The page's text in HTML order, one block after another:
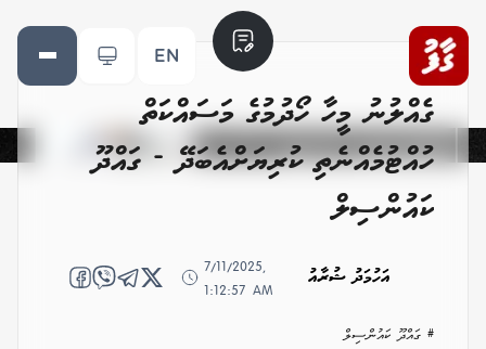
EN
ގެއްލުނު މީހާ ހޯދުމުގެ މަސައްކަތް
ހުއްޓުމެއްނެތި ކުރިޔަށްއެބަދޭ - ގައްދޫ
ކައުންސިލް
އަހުމަދު ޝުރާއު
7/11/2025,
1:12:57 AM
# ގައްދޫ ކައުންސިލް